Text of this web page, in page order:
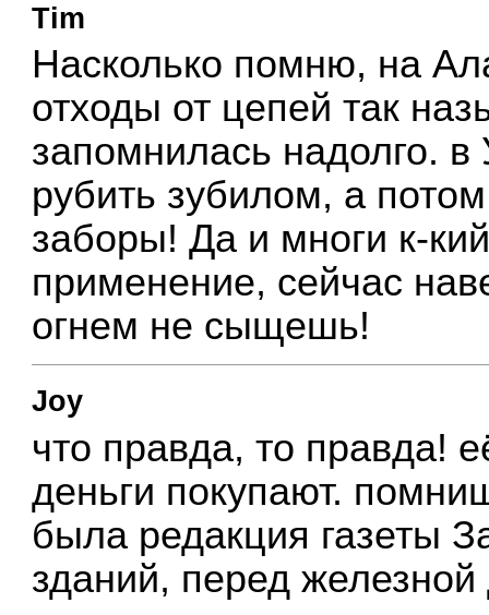
Tim
Насколько помню, на
отходы от цепей так
запомнилась надолго.
рубить зубилом, а
заборы! Да и многи к-
применение, сейчас
огнем не сыщешь!
Joy
что правда, то правда!
деньги покупают.
была редакция газеты
зданий, перед